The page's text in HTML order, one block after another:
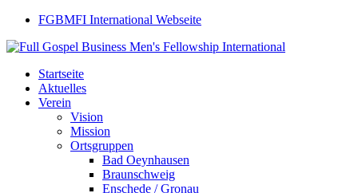
FGBMFI International Webseite
Startseite
Aktuelles
Verein
Vision
Mission
Ortsgruppen
Bad Oeynhausen
Braunschweig
Enschede / Gronau